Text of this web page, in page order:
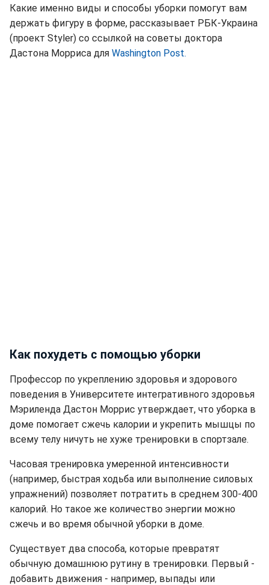
Какие именно виды и способы уборки помогут вам
держать фигуру в форме, рассказывает РБК-Украина
(проект Styler) со ссылкой на советы доктора
Дастона Морриса для Washington Post.
Как похудеть с помощью уборки
Профессор по укреплению здоровья и здорового
поведения в Университете интегративного здоровья
Мэриленда Дастон Моррис утверждает, что уборка в
доме помогает сжечь калории и укрепить мышцы по
всему телу ничуть не хуже тренировки в спортзале.
Часовая тренировка умеренной интенсивности
(например, быстрая ходьба или выполнение силовых
упражнений) позволяет потратить в среднем 300-400
калорий. Но такое же количество энергии можно
сжечь и во время обычной уборки в доме.
Существует два способа, которые превратят
обычную домашнюю рутину в тренировки. Первый -
добавить движения - например, выпады или